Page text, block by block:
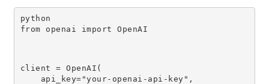
python
from openai import OpenAI
client = OpenAI(
api_key="your-openai-api-key",